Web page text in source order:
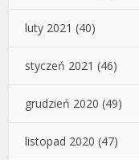
luty 2021 (40)
styczeń 2021 (46)
grudzień 2020 (49)
listopad 2020 (47)